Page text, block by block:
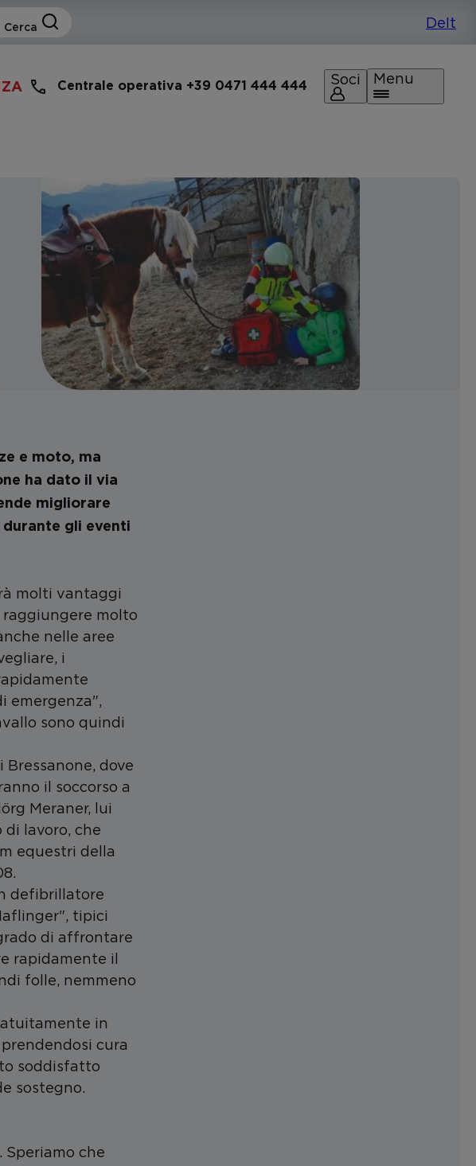
Centrale operativa +39 0471 444 444 Soci Menu
e moto, ma
ha dato il via
migliorare
gli eventi
molti vantaggi
molto
nelle aree
i
emergenza",
sono quindi
dove
il soccorso a
Meraner, lui
di lavoro, che
equestri della
defibrillatore
tipici
di affrontare
rapidamente il
folle, nemmeno
in
cura
soddisfatto
sostegno.
Speriamo che